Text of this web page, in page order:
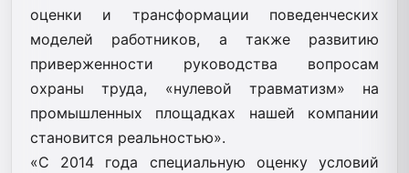
оценки и трансформации поведенческих
моделей работников, а также развитию
приверженности руководства вопросам
охраны труда, «нулевой травматизм» на
промышленных площадках нашей компании
становится реальностью».
«С 2014 года специальную оценку условий